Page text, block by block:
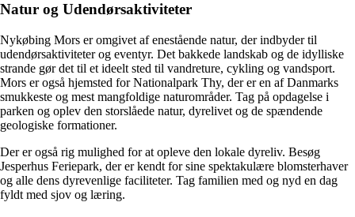
Natur og Udendørsaktiviteter
Nykøbing Mors er omgivet af enestående natur, der indbyder til
udendørsaktiviteter og eventyr. Det bakkede landskab og de idylliske
strande gør det til et ideelt sted til vandreture, cykling og vandsport.
Mors er også hjemsted for Nationalpark Thy, der er en af Danmarks
smukkeste og mest mangfoldige naturområder. Tag på opdagelse i
parken og oplev den storslåede natur, dyrelivet og de spændende
geologiske formationer.
Der er også rig mulighed for at opleve den lokale dyreliv. Besøg
Jesperhus Feriepark, der er kendt for sine spektakulære blomsterhaver
og alle dens dyrevenlige faciliteter. Tag familien med og nyd en dag
fyldt med sjov og læring.